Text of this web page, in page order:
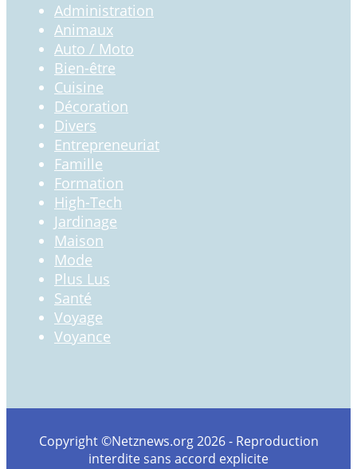
Administration
Animaux
Auto / Moto
Bien-être
Cuisine
Décoration
Divers
Entrepreneuriat
Famille
Formation
High-Tech
Jardinage
Maison
Mode
Plus Lus
Santé
Voyage
Voyance
Copyright ©Netznews.org 2026 - Reproduction
interdite sans accord explicite